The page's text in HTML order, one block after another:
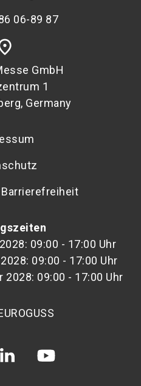
06-89 87
GmbH
1
Germany
09:00 - 17:00 Uhr
09:00 - 17:00 Uhr
2028: 09:00 - 17:00 Uhr